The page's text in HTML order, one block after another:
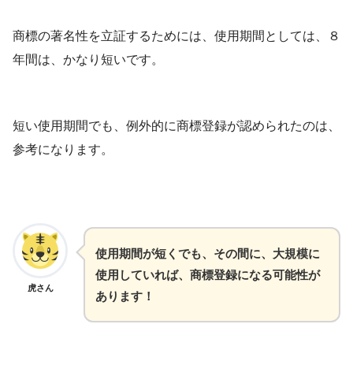
商標の著名性を立証するためには、使用期間としては、８
年間は、かなり短いです。
短い使用期間でも、例外的に商標登録が認められたのは、
参考になります。
虎さん
使用期間が短くでも、その間に、大規模に
使用していれば、商標登録になる可能性が
あります！